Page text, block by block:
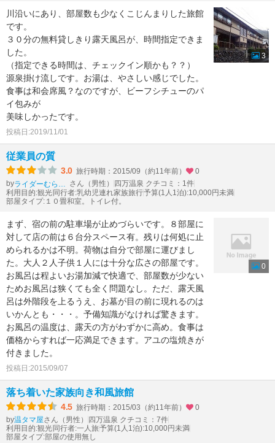
川沿いにあり、部屋数も少なくこじんまりした旅館
です。
３０分の無料貸しきり露天風呂が、時間指定できま
した。
（指定できる時間は、チェックイン順かも？？）
源泉掛け流しです。お湯は、やさしい感じでした。
食事は和会席風？なのですが、ビーフシチューのパ
イ包みが
美味しかったです。
投稿日:2019/11/01
3
従業員の質
3.0 旅行時期：2015/09（約11年前）
0
by
さん（男性）
四万温泉 クチコミ：1件
利用目的:観光同行者:乳幼児連れ家族旅行予算(1人1泊):10,000円未満
部屋タイプ:１０畳和室。トイレ付。
まず、宿の前の駐車場が止めづらいです。８部屋に
対して店の前は６台分スペース有。残りは何処に止
められるかは不明。荷物は自分で部屋に運びまし
た。大人２人子供１人には十分な広さの部屋です。
お風呂は程よいお湯加減で快適で、部屋数が少ない
ためお風呂は狭くても全く問題なし。ただ、露天風
呂は外階段を上るうえ、お墓が目の前に現れるのは
いかんとも・・・。予備知識がなければ驚きます。
お風呂の温度は、露天の方がわずかに高め。食事は
価格からすれば一応満足できます。アユの塩焼きが
付きました。
投稿日:2015/09/07
0
落ち着いた家族向き和風旅館
4.5 旅行時期：2015/03（約11年前）
0
by温タマ屋さん（男性）
四万温泉 クチコミ：7件
利用目的:観光 同行者:一人旅予算(1人1泊):10,000円未満
部屋タイプ:部屋の使用無し